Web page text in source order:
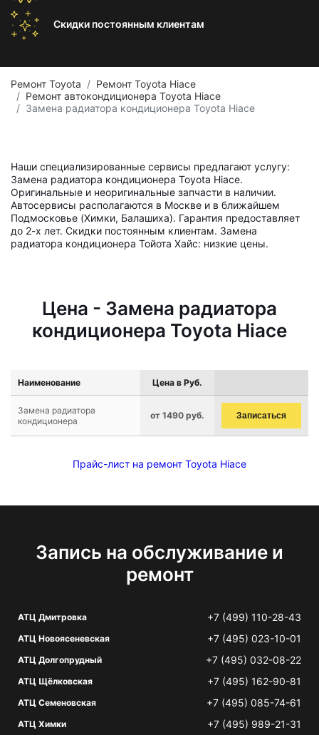
Скидки постоянным клиентам
Ремонт Toyota
Ремонт Toyota Hiace
Ремонт автокондиционера Toyota Hiace
Замена радиатора кондиционера Toyota Hiace
Наши специализированные сервисы предлагают услугу:
Замена радиатора кондиционера Toyota Hiace.
Оригинальные и неоригинальные запчасти в наличии.
Автосервисы располагаются в Москве и в ближайшем
Подмосковье (Химки, Балашиха). Гарантия предоставляет
до 2-х лет. Скидки постоянным клиентам. Замена
радиатора кондиционера Тойота Хайс: низкие цены.
Цена - Замена радиатора
кондиционера Toyota Hiace
Наименование Цена в Руб.
Замена радиатора
кондиционера
от 1490 руб. Записаться
Прайс-лист на ремонт Toyota Hiace
Запись на обслуживание и
ремонт
АТЦ Дмитровка +7 (499) 110-28-43
АТЦ Новоясеневская +7 (495) 023-10-01
АТЦ Долгопрудный +7 (495) 032-08-22
АТЦ Щёлковская +7 (495) 162-90-81
АТЦ Семеновская +7 (495) 085-74-61
АТЦ Химки +7 (495) 989-21-31